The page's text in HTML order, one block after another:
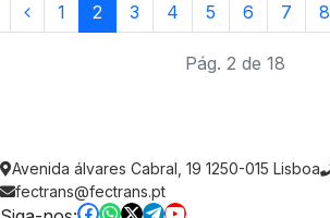
1 2 3 4 5 6 7 8
Pág. 2 de 18
Avenida álvares Cabral, 19 1250-015 Lisboa
fectrans@fectrans.pt